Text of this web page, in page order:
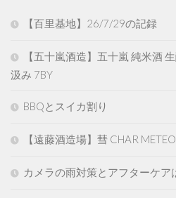
【百里基地】26/7/29の記録
【五十嵐酒造】五十嵐 純米酒
汲み 7BY
BBQとスイカ割り
【遠藤酒造場】彗 CHAR
カメラの雨対策とアフターケア